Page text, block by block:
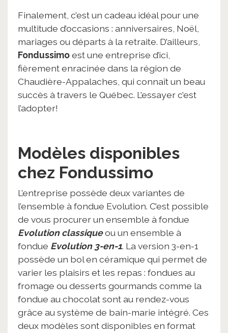
Finalement, c’est un cadeau idéal pour une
multitude d’occasions : anniversaires, Noël,
mariages ou départs à la retraite. D’ailleurs,
Fondussimoest une entreprise d’ici,
fièrement enracinée dans la région de
Chaudière-Appalaches, qui connaît un beau
succès à travers le Québec. L’essayer c’est
l’adopter!
Modèles disponibles
chez Fondussimo
L’entreprise possède deux variantes de
l’ensemble à fondue Evolution. C’est possible
de vous procurer un ensemble à fondue
Evolution classiqueou un ensemble à
fondue Evolution 3-en-1. La version 3-en-1
possède un bol en céramique qui permet de
varier les plaisirs et les repas : fondues au
fromage ou desserts gourmands comme la
fondue au chocolat sont au rendez-vous
grâce au système de bain-marie intégré. Ces
deux modèles sont disponibles en format